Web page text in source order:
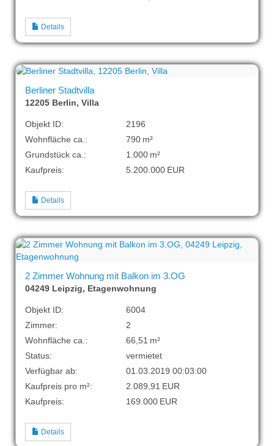
Details
Berliner Stadtvilla
12205 Berlin, Villa
Objekt ID:
2196
Wohnfläche ca.:
790 m²
Grund­stück ca.:
1.000 m²
Kaufpreis:
5.200.000 EUR
Details
2 Zimmer Wohnung mit Balkon im 3.OG
04249 Leipzig, Etagenwohnung
Objekt ID:
6004
Zimmer:
2
Wohnfläche ca.:
66,51 m²
Status:
vermietet
Verfügbar ab:
01.03.2019 00:03:00
Kaufpreis pro m²:
2.089,91 EUR
Kaufpreis:
169.000 EUR
Details